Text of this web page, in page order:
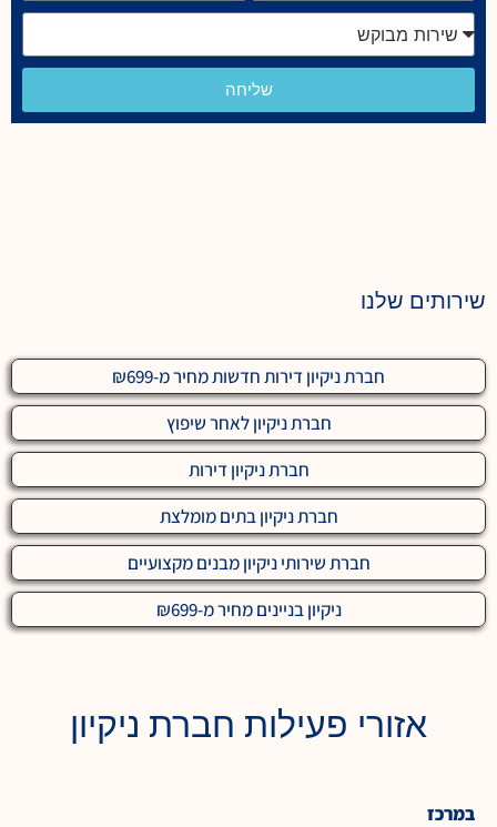
שליחה
שירותים שלנו
חברת ניקיון דירות חדשות מחיר מ-₪699
חברת ניקיון לאחר שיפוץ
חברת ניקיון דירות
חברת ניקיון בתים מומלצת
חברת שירותי ניקיון מבנים מקצועיים
ניקיון בניינים מחיר מ-₪699
אזורי פעילות חברת ניקיון
במרכז